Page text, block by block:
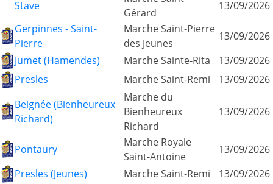
Stave
Gérard
13/09/2026
Gerpinnes - Saint-
Pierre
Marche Saint-Pierre
des Jeunes
13/09/2026
Jumet (Hamendes)
Marche Sainte-Rita
13/09/2026
Presles
Marche Saint-Remi
13/09/2026
Beignée (Bienheureux
Richard)
Marche du
Bienheureux
Richard
13/09/2026
Pontaury
Marche Royale
Saint-Antoine
13/09/2026
Presles (Jeunes)
Marche Saint-Remi
13/09/2026